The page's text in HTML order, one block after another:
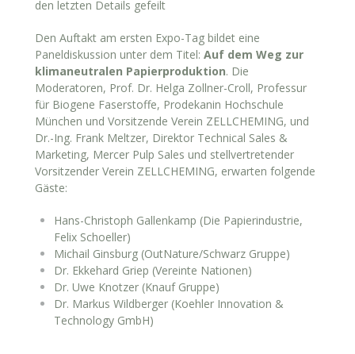
den letzten Details gefeilt
Den Auftakt am ersten Expo-Tag bildet eine
Paneldiskussion unter dem Titel: Auf dem Weg zur
klimaneutralen Papierproduktion. Die
Moderatoren, Prof. Dr. Helga Zollner-Croll, Professur
für Biogene Faserstoffe, Prodekanin Hochschule
München und Vorsitzende Verein ZELLCHEMING, und
Dr.-Ing. Frank Meltzer, Direktor Technical Sales &
Marketing, Mercer Pulp Sales und stellvertretender
Vorsitzender Verein ZELLCHEMING, erwarten folgende
Gäste:
Hans-Christoph Gallenkamp (Die Papierindustrie,
Felix Schoeller)
Michail Ginsburg (OutNature/Schwarz Gruppe)
Dr. Ekkehard Griep (Vereinte Nationen)
Dr. Uwe Knotzer (Knauf Gruppe)
Dr. Markus Wildberger (Koehler Innovation &
Technology GmbH)